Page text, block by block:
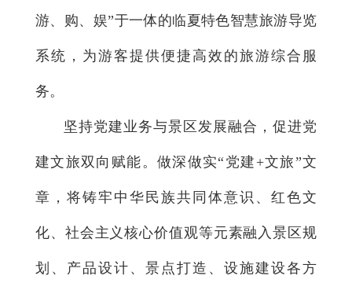
游、购、娱”于一体的临夏特色智慧旅游导览
系统，为游客提供便捷高效的旅游综合服
务。
坚持党建业务与景区发展融合，促进党
建文旅双向赋能。做深做实“党建+文旅”文
章，将铸牢中华民族共同体意识、红色文
化、社会主义核心价值观等元素融入景区规
划、产品设计、景点打造、设施建设各方